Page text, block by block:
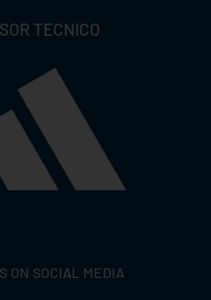
TECNICO
ON SOCIAL MEDIA